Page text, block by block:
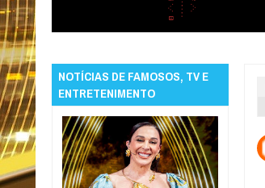
NOTÍCIAS DE FAMOSOS, TV E
ENTRETENIMENTO